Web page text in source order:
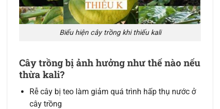
Biểu hiện cây trồng khi thiếu kali
Cây trồng bị ảnh hưởng như thế nào nếu
thừa kali?
Rễ cây bị teo làm giảm quá trình hấp thụ nước ở
cây trồng